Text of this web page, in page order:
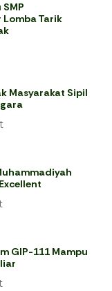
Lomba Tarik
Masyarakat Sipil
GIP-111 Mampu